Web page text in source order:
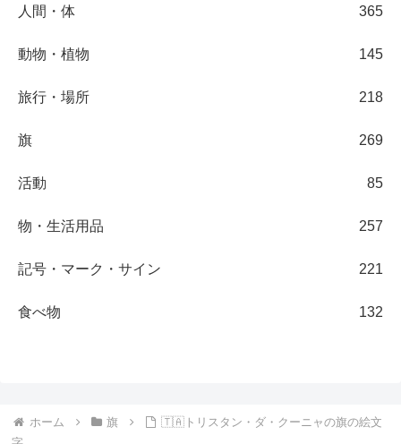
人間・体 365
動物・植物 145
旅行・場所 218
旗 269
活動 85
物・生活用品 257
記号・マーク・サイン 221
食べ物 132
ホーム 旗
🇹🇦トリスタン・ダ・クーニャの旗の絵文